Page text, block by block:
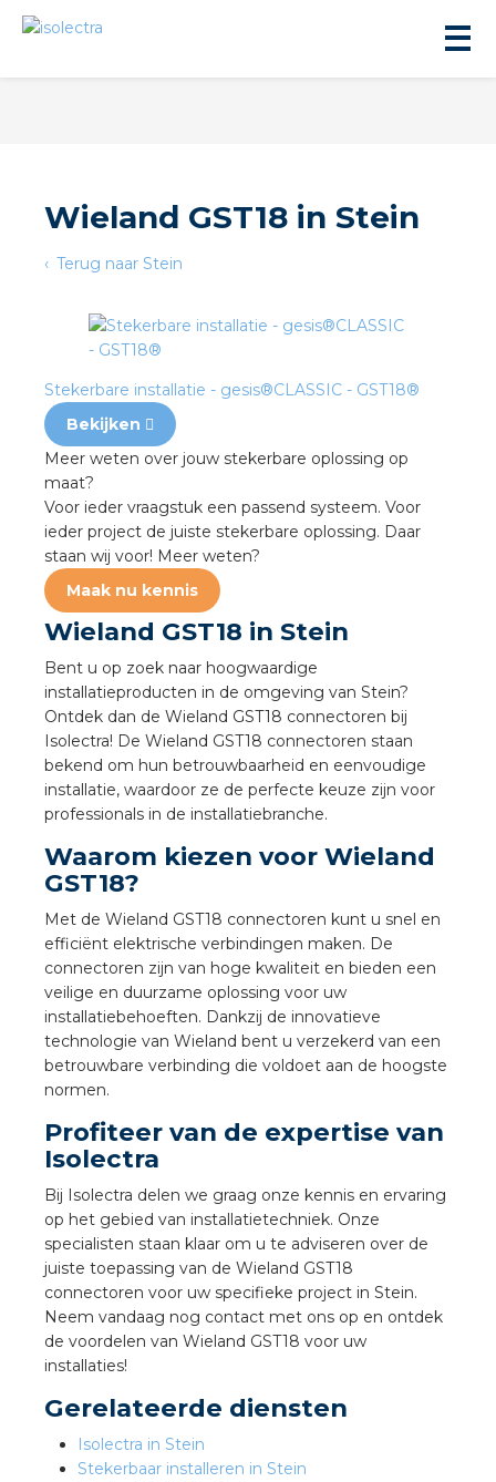
Wieland GST18 in Stein
Terug naar Stein
Stekerbare installatie - gesis®CLASSIC - GST18®
Bekijken
Meer weten over jouw stekerbare oplossing op
maat?
Voor ieder vraagstuk een passend systeem. Voor
ieder project de juiste stekerbare oplossing. Daar
staan wij voor! Meer weten?
Maak nu kennis
Wieland GST18 in Stein
Bent u op zoek naar hoogwaardige
installatieproducten in de omgeving van Stein?
Ontdek dan de Wieland GST18 connectoren bij
Isolectra! De Wieland GST18 connectoren staan
bekend om hun betrouwbaarheid en eenvoudige
installatie, waardoor ze de perfecte keuze zijn voor
professionals in de installatiebranche.
Waarom kiezen voor Wieland
GST18?
Met de Wieland GST18 connectoren kunt u snel en
efficiënt elektrische verbindingen maken. De
connectoren zijn van hoge kwaliteit en bieden een
veilige en duurzame oplossing voor uw
installatiebehoeften. Dankzij de innovatieve
technologie van Wieland bent u verzekerd van een
betrouwbare verbinding die voldoet aan de hoogste
normen.
Profiteer van de expertise van
Isolectra
Bij Isolectra delen we graag onze kennis en ervaring
op het gebied van installatietechniek. Onze
specialisten staan klaar om u te adviseren over de
juiste toepassing van de Wieland GST18
connectoren voor uw specifieke project in Stein.
Neem vandaag nog contact met ons op en ontdek
de voordelen van Wieland GST18 voor uw
installaties!
Gerelateerde diensten
Isolectra in Stein
Stekerbaar installeren in Stein
installeren
installeren
installeren
installeren in de tuinbouw
stekerbare vlakkabel
GST®
RST®
Academy